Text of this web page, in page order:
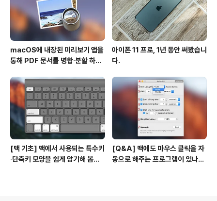
macOS에 내장된 미리보기 앱을
통해 PDF 문서를 병합∙분할 하는
아이폰 11 프로, 1년 동안 써봤습니
다.
[맥 기초] 맥에서 사용되는 특수키
∙단축키 모양을 쉽게 암기해 봅시
[Q&A] 맥에도 마우스 클릭을 자
동으로 해주는 프로그램이 있나